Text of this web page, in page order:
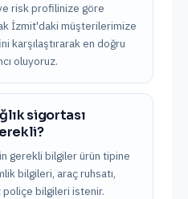
risk profilinize göre
İzmit'daki müşterilerimize
karşılaştırarak en doğru
oluyoruz.
sigortası
gerekli bilgiler ürün tipine
bilgileri, araç ruhsatı,
bilgileri istenir.